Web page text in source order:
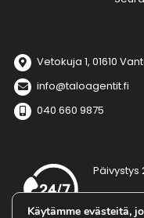
Vetokuja 1, 01610
info@taloagentit.fi
040 660 9875
Päivystys
Käytämme evästeitä,